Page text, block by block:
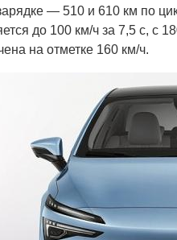
— 510 и 610 км по
до 100 км/ч за 7,5 с, с
на отметке 160 км/ч.